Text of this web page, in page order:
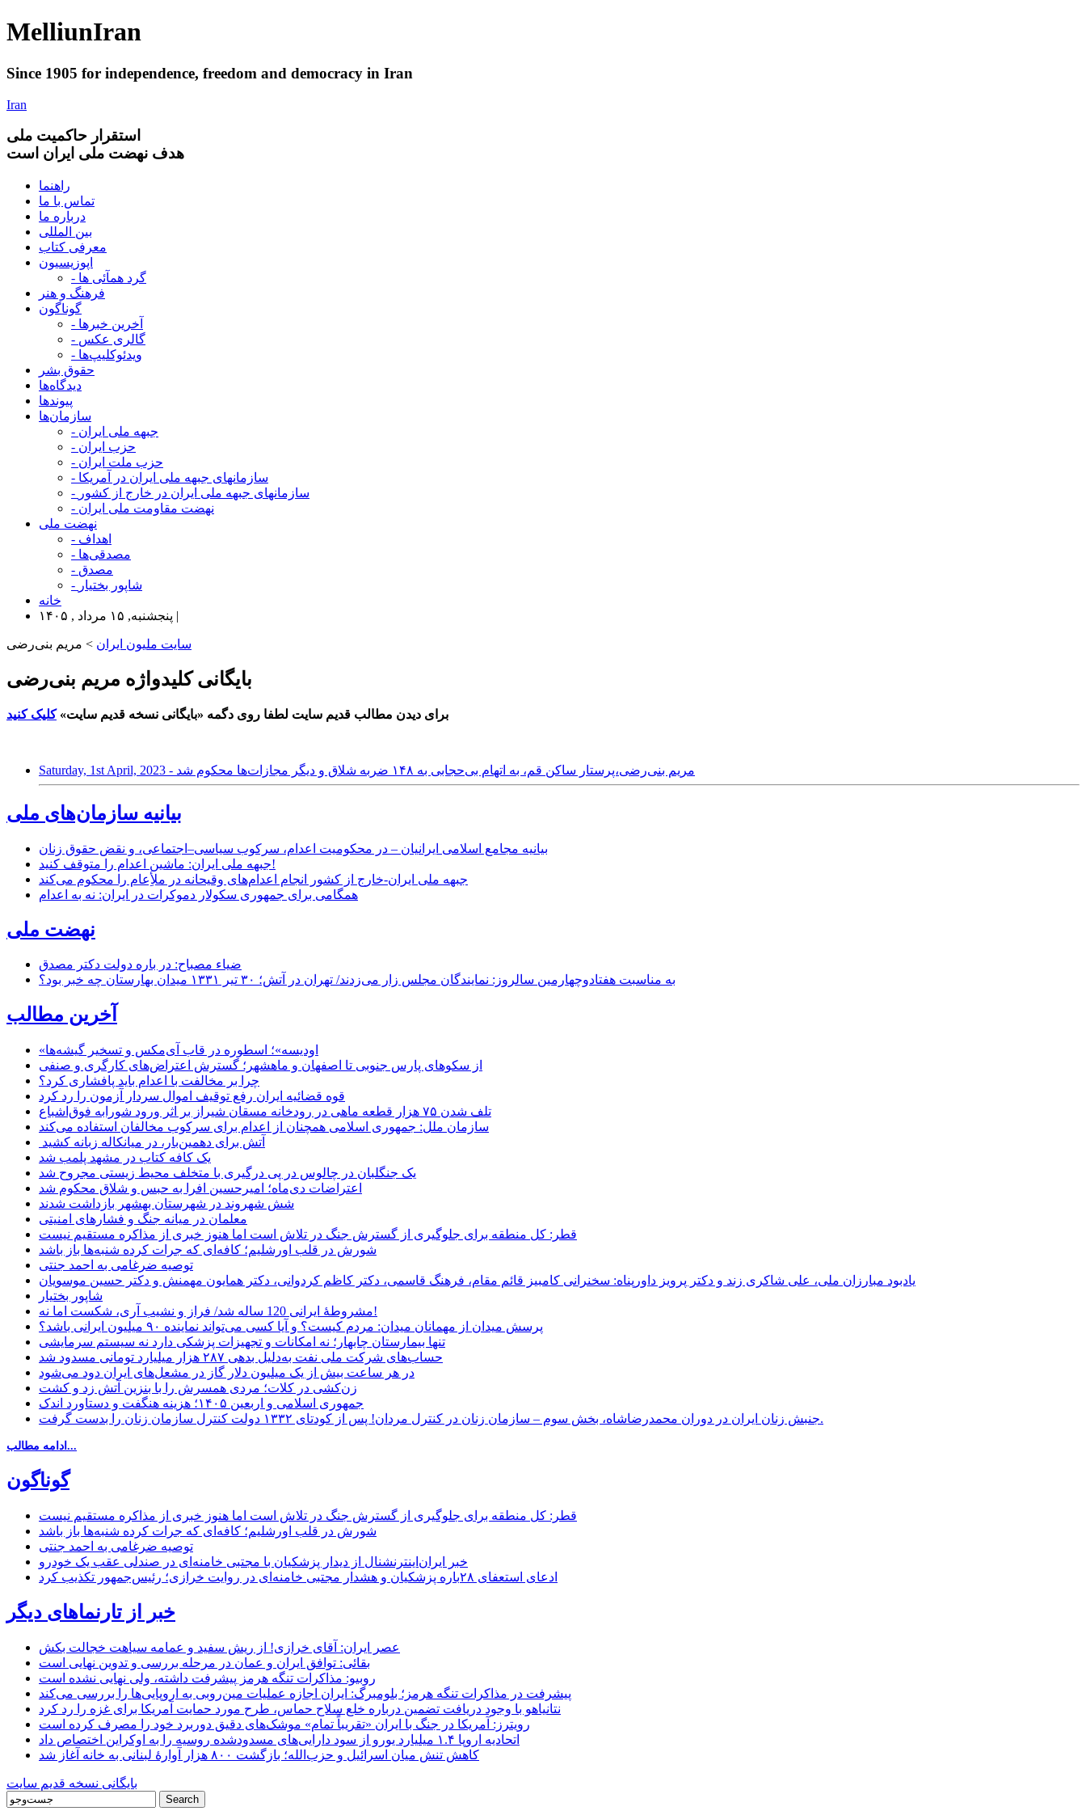
MelliunIran
Since 1905 for independence, freedom and democracy in Iran
Iran
استقرار حاکميت ملی
هدف نهضت ملی ایران است
راهنما
تماس با ما
درباره ما
بین المللی
معرفی کتاب
اپوزیسیون
- گرد همآئی ها
فرهنگ و هنر
گوناگون
- آخرین خبرها
- گالری عکس
- ویدئوکلیپ‌ها
حقوق بشر
دیدگاه‌ها
پیوندها
سازمان‌ها
- جبهه ملی ایران
- حزب ایران
- حزب ملت ایران
- سازمانهای جبهه ملی ایران در آمریکا
- سازمانهای جبهه ملی ایران در خارج از کشور
- نهضت مقاومت ملی ایران
نهضت ملی
- اهداف
- مصدقی‌ها
- مصدق
- شاپور بختیار
خانه
پنجشنبه, ۱۵ مرداد , ۱۴۰۵ |
سایت ملیون ایران > مریم بنی‌رضی
بایگانی کلیدواژه مریم بنی‌رضی
برای دیدن مطالب قدیم سایت لطفا روی دگمه «بایگانی نسخه قدیم سایت»کلیک کنید
Saturday, 1st April, 2023 - مریم بنی‌رضی،پرستار ساکن قم، به اتهام بی‌حجابی به ۱۴۸ ضربه شلاق و دیگر مجازات‌‌ها محکوم شد
بیانیه سازمان‌های ملی
بیانیه مجامع اسلامی ایرانیان – در محکومیت اعدام، سرکوب سیاسی–اجتماعی، و نقض حقوق زنان
جبهه ملی ایران: ماشین اعدام را متوقف کنید!
جبهه ملی ایران-خارج از کشور انجام اعدام‌های وقیحانه در ملأِعام را محکوم می‌کند
همگامی برای جمهوری سکولار دموکرات در ایران: نه به اعدام
نهضت ملی
ضیاء مصباح: در باره دولت دکتر مصدق
به مناسبت هفتادوچهارمین سالروز: نمایندگان مجلس زار می‌زدند/ تهران در آتش؛ ۳۰ تیر ۱۳۳۱ میدان بهارستان چه خبر بود؟
آخرین مطالب
«اودیسه»؛ اسطوره در قاب آی‌مکس و تسخیر گیشه‌ها
از سکوهای پارس جنوبی تا اصفهان و ماهشهر؛ گسترش اعتراض‌های کارگری و صنفی
چرا بر مخالفت با اعدام باید پافشاری کرد؟
قوه قضائیه ایران رفع توقیف اموال سردار آزمون را رد کرد
تلف شدن ۷۵ هزار قطعه ماهی در رودخانه مسقان شیراز بر اثر ورود شورابه فوق‌اشباع
سازمان ملل: جمهوری اسلامی همچنان از اعدام برای سرکوب مخالفان استفاده می‌کند
آتش برای دهمین‌بار، در میانکاله زبانه کشید
یک کافه کتاب در مشهد پلمب شد
یک جنگلبان در چالوس در پی درگیری با متخلف محیط زیستی مجروح شد
اعتراضات دی‌ماه؛ امیرحسین افرا به حبس و شلاق محکوم شد
شش شهروند در شهرستان بهشهر بازداشت شدند
معلمان در میانه جنگ و فشارهای امنیتی
قطر: کل منطقه برای جلوگیری از گسترش جنگ در تلاش است اما هنوز خبری از مذاکره مستقیم نیست
شورش در قلب اورشلیم؛ کافه‌ای که جرات کرده شنبه‌ها باز باشد
توصیه ضرغامی به احمد جنتی
یادبود مبارزان ملی، علی شاکری زند و دکتر پرویز داورپناه: سخنرانی کامبیز قائم مقام، فرهنگ قاسمی، دکتر کاظم کردوانی، دکتر همایون مهمنش و دکتر حسین موسویان
شاپور بختیار
مشروطۀ ایرانی 120 ساله شد/ فراز و نشیب آری، شکست اما نه!
پرسش میدان از مهمانان میدان: مردم کیست؟ و آیا کسی می‌تواند نماینده ۹۰ میلیون ایرانی باشد؟
تنها بیمارستان چابهار؛ نه امکانات و تجهیزات پزشکی دارد نه سیستم سرمایشی
حساب‌های شرکت ملی نفت به‌دلیل بدهی ۲۸۷ هزار میلیارد تومانی مسدود شد
در هر ساعت بیش از یک میلیون دلار گاز در مشعل‌های ایران دود می‌شود
زن‌کشی در کلات؛ مردی همسرش را با بنزین آتش زد و کشت
جمهوری اسلامی و اربعین ۱۴۰۵؛ هزینه هنگفت و دستاورد اندک
جنبش زنان ایران در دوران محمدرضاشاه، بخش سوم – سازمان زنان در کنترل مردان! پس از کودتای ۱۳۳۲ دولت کنترل سازمان زنان را بدست گرفت.
ادامه مطالب...
گوناگون
قطر: کل منطقه برای جلوگیری از گسترش جنگ در تلاش است اما هنوز خبری از مذاکره مستقیم نیست
شورش در قلب اورشلیم؛ کافه‌ای که جرات کرده شنبه‌ها باز باشد
توصیه ضرغامی به احمد جنتی
خبر ایران‌اینترنشنال از دیدار پزشکیان با مجتبی خامنه‌ای در صندلی عقب یک خودرو
ادعای استعفای ۲۸باره پزشکیان و هشدار مجتبی خامنه‌ای در روایت خرازی؛ رئیس‌جمهور تکذیب کرد
خبر از تارنماهای دیگر
عصر ایران: آقای خرازی! از ریش سفید و عمامه سیاهت خجالت بکش
بقائی: توافق ایران و عمان در مرحله بررسی و تدوین نهایی است
روبیو: مذاکرات تنگه هرمز پیشرفت داشته، ولی نهایی نشده است
پیشرفت در مذاکرات تنگه هرمز؛ بلومبرگ: ایران اجازه عملیات مین‌روبی به اروپایی‌ها را بررسی می‌کند
نتانیاهو با وجود دریافت تضمین درباره خلع سلاح حماس، طرح مورد حمایت آمریکا برای غزه را رد کرد
رویترز: آمریکا در جنگ با ایران «تقریباً تمام» موشک‌های دقیق دوربرد خود را مصرف کرده است
اتحادیه اروپا ۱.۴ میلیارد یورو از سود دارایی‌های مسدودشده روسیه را به اوکراین ‏اختصاص داد
کاهش تنش میان اسرائیل و حزب‌الله؛ بازگشت ۸۰۰ هزار آوارۀ لبنانی به خانه‌ آغاز شد
بایگانی نسخه قدیم سایت